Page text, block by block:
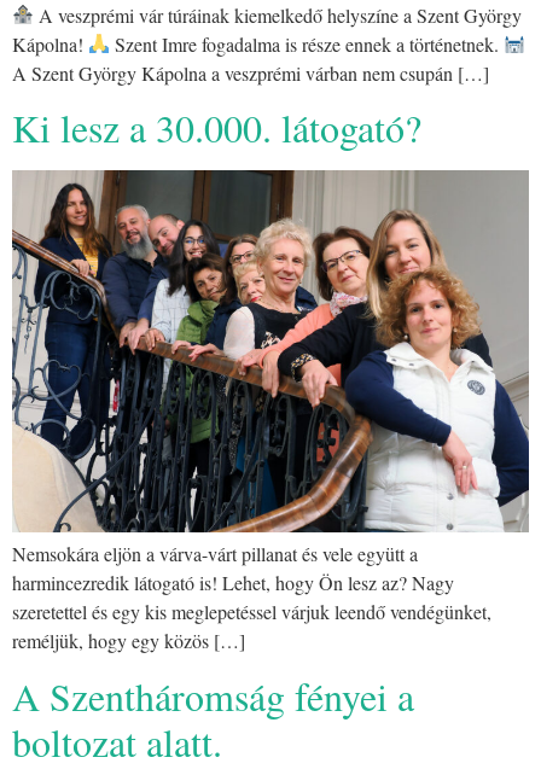
A veszprémi vár túráinak kiemelkedő helyszíne a Szent György
Kápolna!
Szent Imre fogadalma is része ennek a történetnek.
A Szent György Kápolna a veszprémi várban nem csupán […]
Ki lesz a 30.000. látogató?
Nemsokára eljön a várva-várt pillanat és vele együtt a
harmincezredik látogató is! Lehet, hogy Ön lesz az? Nagy
szeretettel és egy kis meglepetéssel várjuk leendő vendégünket,
reméljük, hogy egy közös […]
A Szentháromság fényei a
boltozat alatt.